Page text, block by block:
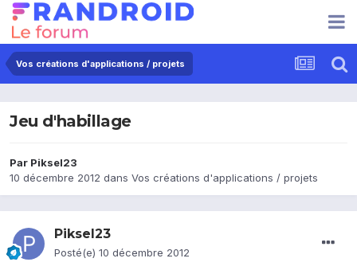
Vos créations d'applications / projets
Jeu d'habillage
Par Piksel23
10 décembre 2012 dans Vos créations d'applications / projets
Piksel23
Posté(e) 10 décembre 2012